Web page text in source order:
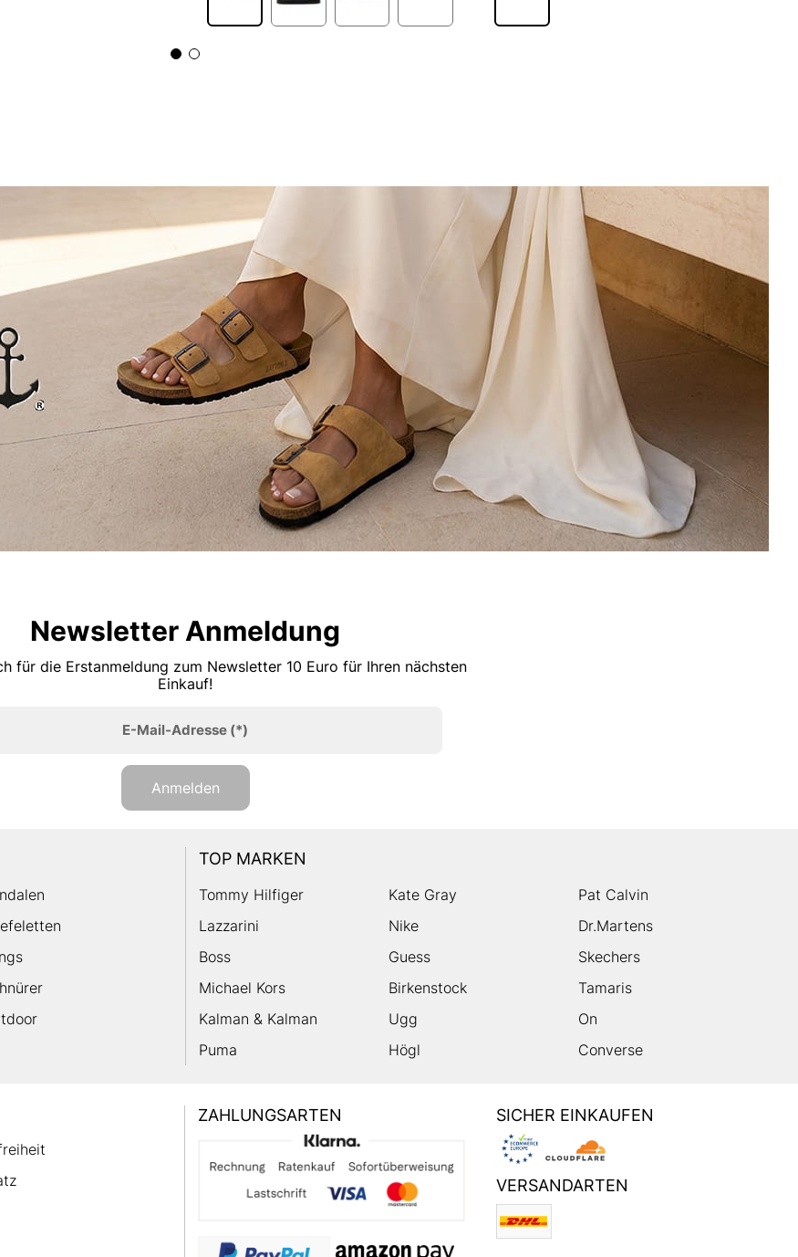
Newsletter Anmeldung
für die Erstanmeldung zum Newsletter 10 Euro für Ihren nächsten
Einkauf!
E-Mail-Adresse(*)
Anmelden
TOP MARKEN
Tommy Hilfiger Kate Gray
Pat Calvin
Lazzarini
Nike
Dr.Martens
Boss
Guess
Skechers
Michael Kors
Birkenstock
Tamaris
Kalman & Kalman
Ugg
On
Puma
Högl Converse
ZAHLUNGSARTEN SICHER EINKAUFEN
VERSANDARTEN